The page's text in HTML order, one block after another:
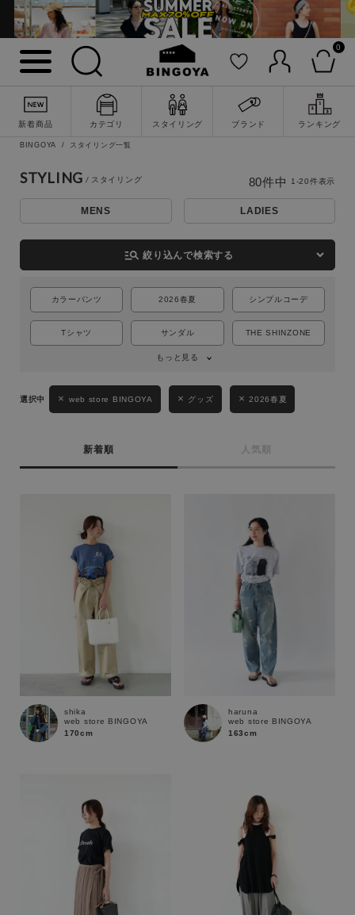
0
新着商品 カテゴリ スタイリング ブランド ランキング
詳細検索
BINGOYA スタイリング一覧
STYLING
MENS LADIES
manage_search 絞り込んで検索する
カラーパンツ 2026春夏 シンプルコーデ
Tシャツ サンダル THE SHINZONE
もっと見る
web store BINGOYA グッズ 2026春夏
新着順 人気順
80件中 1-20件表示
shika
web store BINGOYA
170cm
haruna
web store BINGOYA
163cm